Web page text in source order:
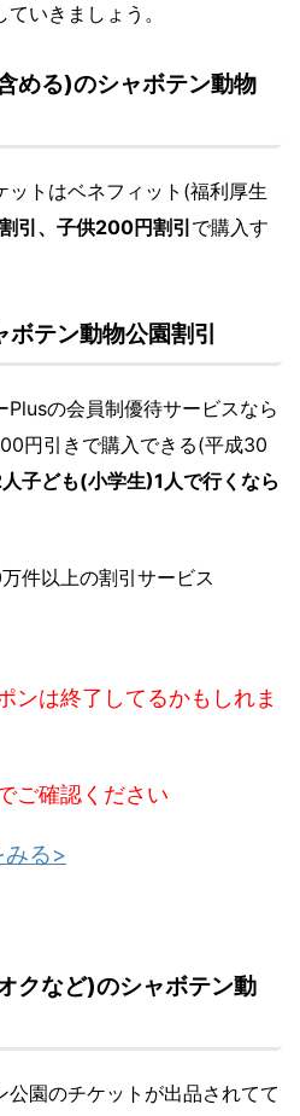
いきましょう。
める)のシャボテン動物
ットはベネフィット(福利厚生
引、子供200円割引 で購入す
テン動物公園割引
の会員制優待サービスなら
円引きで購入できる(平成30
子ども(小学生)1人で行くなら
件以上の割引サービス
ンは終了してるかもしれま
ご確認ください
みる>
クなど)のシャボテン動
園のチケットが出品されてて